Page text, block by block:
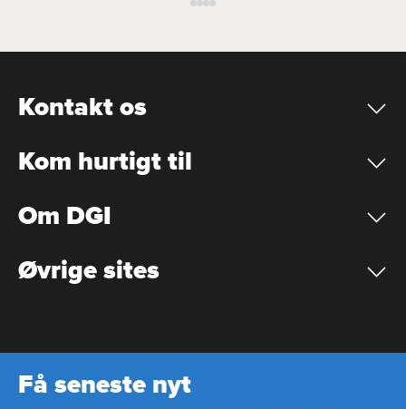
Kontakt os
Kom hurtigt til
Om DGI
Øvrige sites
Få seneste nyt